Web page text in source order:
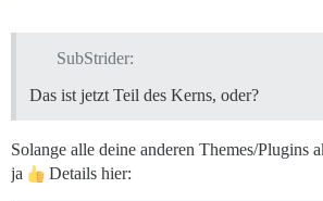
SubStrider:
Das ist jetzt Teil des Kerns, oder?
Solange alle deine anderen Themes/Plugins
ja
Details hier: